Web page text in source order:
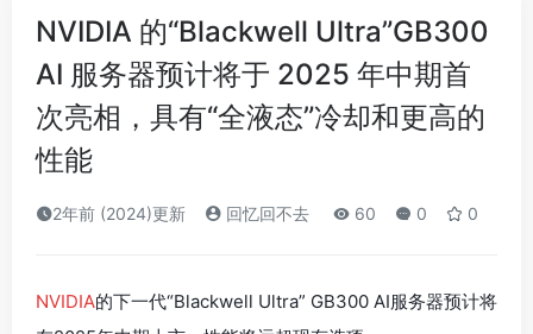
NVIDIA 的“Blackwell Ultra”GB300
AI 服务器预计将于 2025 年中期首
次亮相，具有“全液态”冷却和更高的
性能
2年前 (2024)更新 回忆回不去 60 0 0
NVIDIA的下一代“Blackwell Ultra” GB300 AI服务器预计将